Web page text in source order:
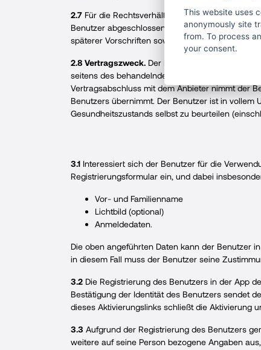
2.7 Für die Rechtsverhältnisse zwischen dem
Benutzer abgeschlossenen Vertrag geregelt
späterer Vorschriften sowie damit
2.8 Vertragszweck. Der Benutzer nimmt zur
seitens des behandelnden Arztes oder
Vertragsabschluss mit dem Anbieter nimmt der
Benutzers übernimmt. Der Benutzer ist in
Gesundheitszustands selbst zu beurteilen
3.1 Interessiert sich der Benutzer für die
Registrierungsformular ein, und dabei
Vor- und Familienname
Lichtbild (optional)
Anmeldedaten.
Die oben angeführten Daten kann der Benutzer
in diesem Fall muss der Benutzer seine
3.2 Die Registrierung des Benutzers in der App
Bestätigung der Identität des Benutzers sendet
dieses Aktivierungslinks schließt die Aktivierung
3.3 Aufgrund der Registrierung des Benutzers
weitere auf seine Person bezogene Angaben
This website uses
anonymously site
from. To process
your consent.